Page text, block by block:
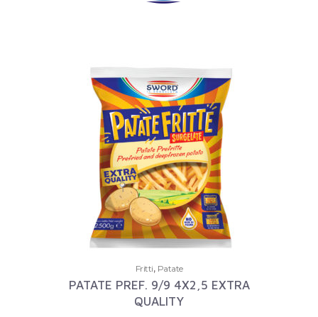
Fritti, Patate
PATATE PREF. 9/9 4X2,5 EXTRA
QUALITY